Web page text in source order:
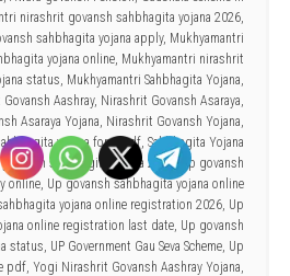
nirashrit govansh sahbhagita yojana 2026,
sahbhagita yojana apply, Mukhyamantri
yojana online, Mukhyamantri nirashrit
status, Mukhyamantri Sahbhagita Yojana,
Aashray, Nirashrit Govansh Asaraya,
Asaraya Yojana, Nirashrit Govansh Yojana,
yojana form pdf, Sahbhagita Yojana
sahbhagita yojana 2026, Up govansh
online, Up govansh sahbhagita yojana online
yojana online registration 2026, Up
online registration last date, Up govansh
status, UP Government Gau Seva Scheme, Up
pdf, Yogi Nirashrit Govansh Aashray Yojana,